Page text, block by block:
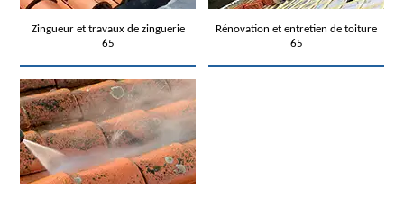
Zingueur et travaux de zinguerie
65
Rénovation et entretien de toiture
65